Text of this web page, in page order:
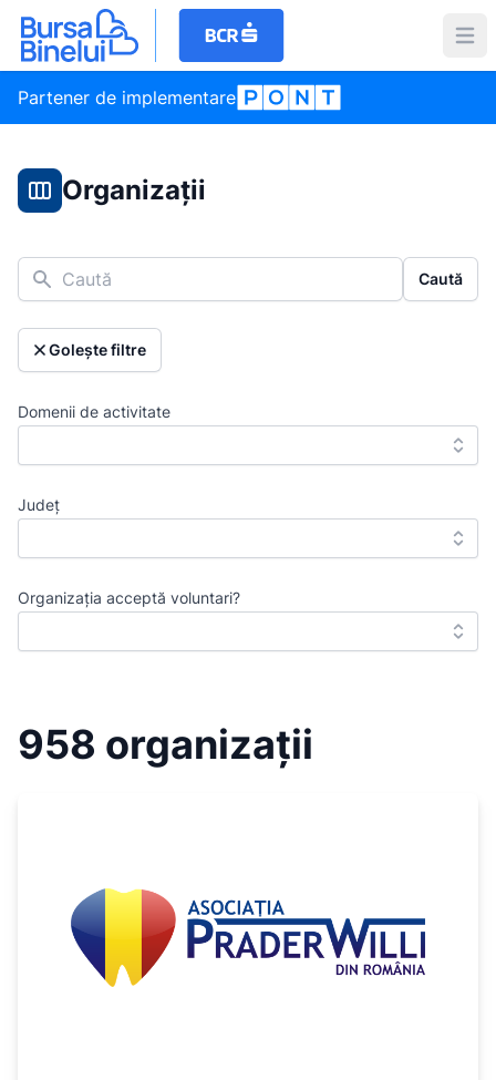
Partener de implementare
Organizații
Caută Caută
Golește filtre
Domenii de activitate
Județ
Organizația acceptă voluntari?
958 organizații